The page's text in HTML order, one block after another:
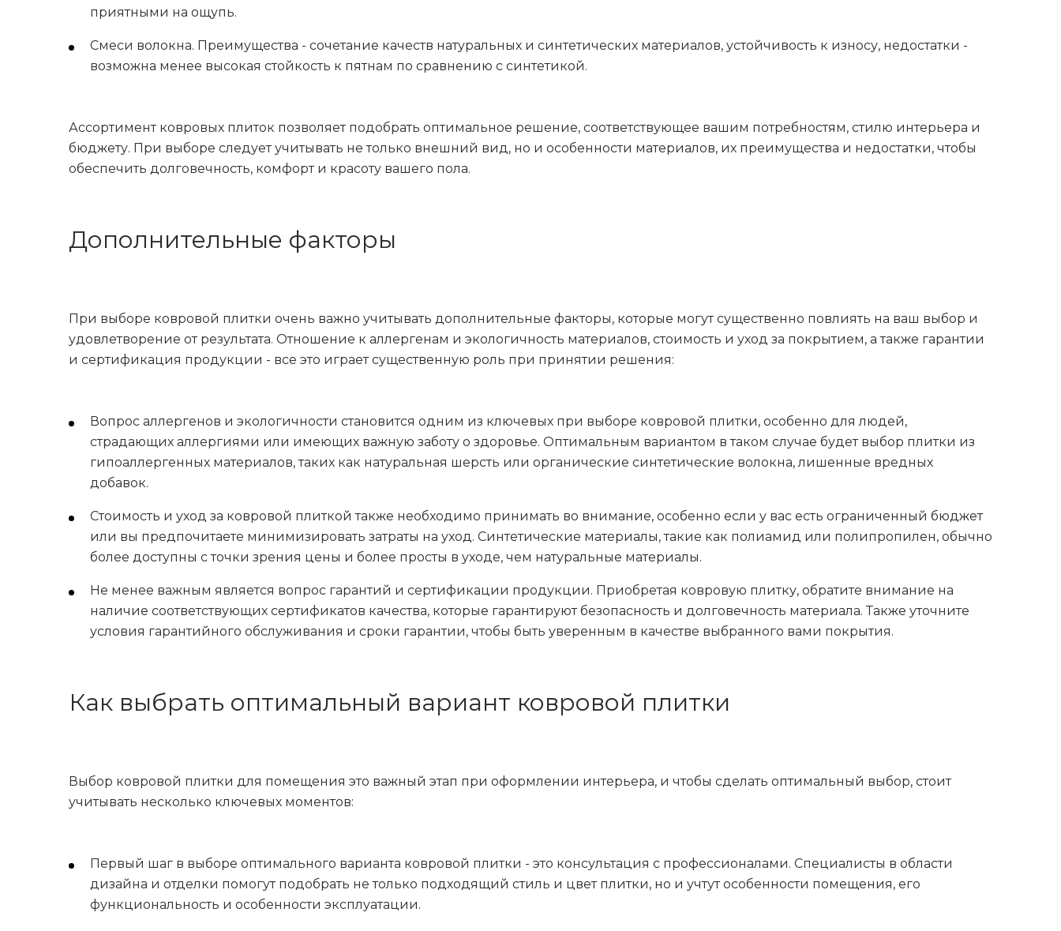
приятными на ощупь.
Смеси волокна. Преимущества - сочетание качеств натуральных и синтетических материалов, устойчивость к износу, недостатки -
возможна менее высокая стойкость к пятнам по сравнению с синтетикой.
Ассортимент ковровых плиток позволяет подобрать оптимальное решение, соответствующее вашим потребностям, стилю интерьера и
бюджету. При выборе следует учитывать не только внешний вид, но и особенности материалов, их преимущества и недостатки, чтобы
обеспечить долговечность, комфорт и красоту вашего пола.
Дополнительные факторы
При выборе ковровой плитки очень важно учитывать дополнительные факторы, которые могут существенно повлиять на ваш выбор и
удовлетворение от результата. Отношение к аллергенам и экологичность материалов, стоимость и уход за покрытием, а также гарантии
и сертификация продукции - все это играет существенную роль при принятии решения:
Вопрос аллергенов и экологичности становится одним из ключевых при выборе ковровой плитки, особенно для людей,
страдающих аллергиями или имеющих важную заботу о здоровье. Оптимальным вариантом в таком случае будет выбор плитки из
гипоаллергенных материалов, таких как натуральная шерсть или органические синтетические волокна, лишенные вредных
добавок.
Стоимость и уход за ковровой плиткой также необходимо принимать во внимание, особенно если у вас есть ограниченный бюджет
или вы предпочитаете минимизировать затраты на уход. Синтетические материалы, такие как полиамид или полипропилен, обычно
более доступны с точки зрения цены и более просты в уходе, чем натуральные материалы.
Не менее важным является вопрос гарантий и сертификации продукции. Приобретая ковровую плитку, обратите внимание на
наличие соответствующих сертификатов качества, которые гарантируют безопасность и долговечность материала. Также уточните
условия гарантийного обслуживания и сроки гарантии, чтобы быть уверенным в качестве выбранного вами покрытия.
Как выбрать оптимальный вариант ковровой плитки
Выбор ковровой плитки для помещения это важный этап при оформлении интерьера, и чтобы сделать оптимальный выбор, стоит
учитывать несколько ключевых моментов:
Первый шаг в выборе оптимального варианта ковровой плитки - это консультация с профессионалами. Специалисты в области
дизайна и отделки помогут подобрать не только подходящий стиль и цвет плитки, но и учтут особенности помещения, его
функциональность и особенности эксплуатации.